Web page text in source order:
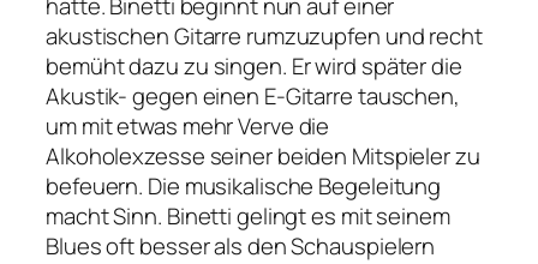
akustischen Gitarre rumzuzupfen und recht
bemüht dazu zu singen. Er wird später die
Akustik- gegen einen E-Gitarre tauschen,
um mit etwas mehr Verve die
Alkoholexzesse seiner beiden Mitspieler zu
befeuern. Die musikalische Begeleitung
macht Sinn. Binetti gelingt es mit seinem
Blues oft besser als den Schauspielern